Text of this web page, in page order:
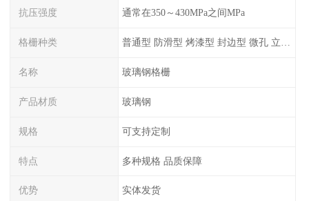
抗压强度 通常在350～430MPa之间MPa
格栅种类 普通型 防滑型 ‌烤漆型 封边型 ‌微孔 立体 加砂覆面型 平面型
名称 玻璃钢格栅
产品材质 玻璃钢
规格 可支持定制
特点 多种规格 品质保障
优势 实体发货